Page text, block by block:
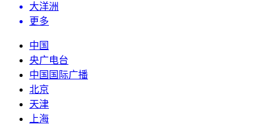
大洋洲
更多
中国
央广电台
中国国际广播
北京
天津
上海